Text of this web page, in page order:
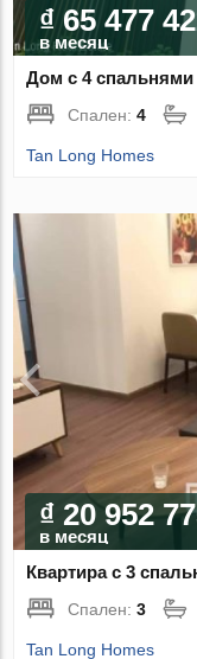
₫ 65 477
в месяц
Дом с 4
Спален:4
Tan Long Homes
₫ 20 952
в месяц
Квартира с 3
Спален:3
Tan Long Homes